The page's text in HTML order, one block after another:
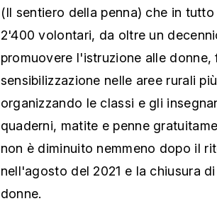
(Il sentiero della penna) che in
2'400 volontari, da oltre un
promuovere l'istruzione alle
sensibilizzazione nelle aree rurali
organizzando le classi e gli
quaderni, matite e penne
non è diminuito nemmeno dopo il
nell'agosto del 2021 e la chiusura
donne.